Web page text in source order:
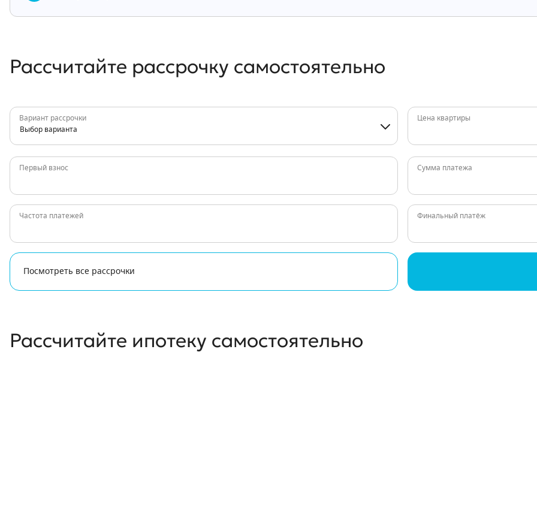
Рассчитайте рассрочку самостоятельно
Вариант рассрочки
Выбор варианта
Цена квартиры
Первый взнос Сумма платежа
Частота платежей Финальный платёж
Посмотреть все рассрочки
Рассчитайте ипотеку самостоятельно